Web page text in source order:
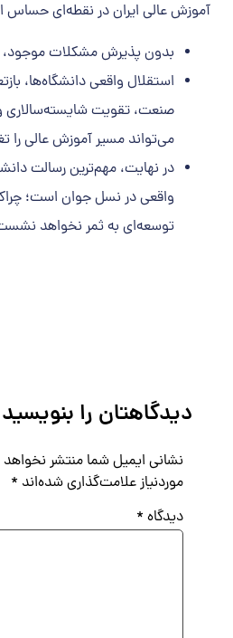
آموزش عالی ایران در نقطه‌ای حساس
بدون پذیرش مشکلات موجود،
استقلال واقعی دانشگاه‌ها،
صنعت، تقویت شایسته‌سالاری
می‌تواند مسیر آموزش عالی را
در نهایت، مهم‌ترین رسالت
واقعی در نسل جوان است؛
توسعه‌ای به ثمر نخواهد
دیدگاهتان را بنویسید
نشانی ایمیل شما منتشر
موردنیاز علامت‌گذاری شده‌اند *
دیدگاه *